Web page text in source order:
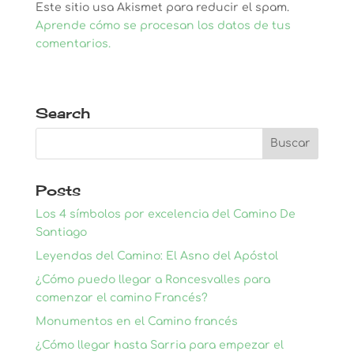
Este sitio usa Akismet para reducir el spam.
Aprende cómo se procesan los datos de tus
comentarios.
Search
Posts
Los 4 símbolos por excelencia del Camino De
Santiago
Leyendas del Camino: El Asno del Apóstol
¿Cómo puedo llegar a Roncesvalles para
comenzar el camino Francés?
Monumentos en el Camino francés
¿Cómo llegar hasta Sarria para empezar el